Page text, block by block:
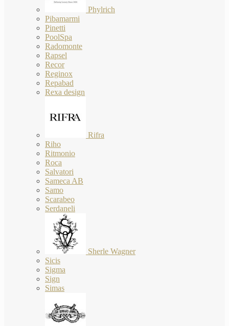
Phylrich
Pibamarmi
Pinetti
PoolSpa
Radomonte
Rapsel
Recor
Reginox
Repabad
Rexa design
Rifra
Riho
Ritmonio
Roca
Salvatori
Sameca AB
Samo
Scarabeo
Serdaneli
Sherle Wagner
Sicis
Sigma
Sign
Simas